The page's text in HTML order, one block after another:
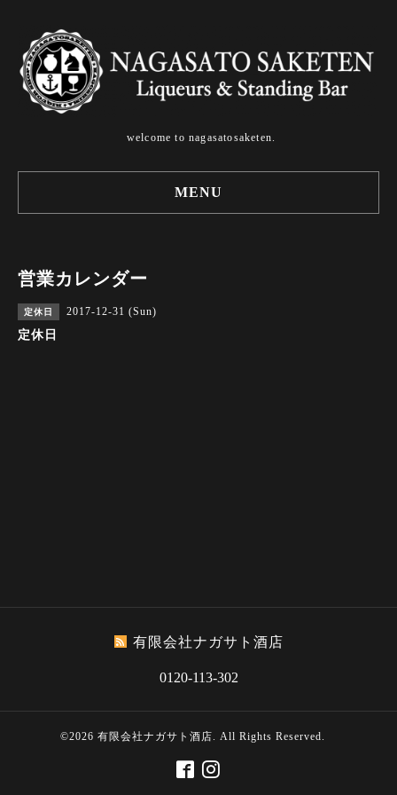
welcome to nagasatosaketen.
MENU
営業カレンダー
定休日 2017-12-31 (Sun)
定休日
有限会社ナガサト酒店
0120-113-302
©2026 有限会社ナガサト酒店. All Rights Reserved.